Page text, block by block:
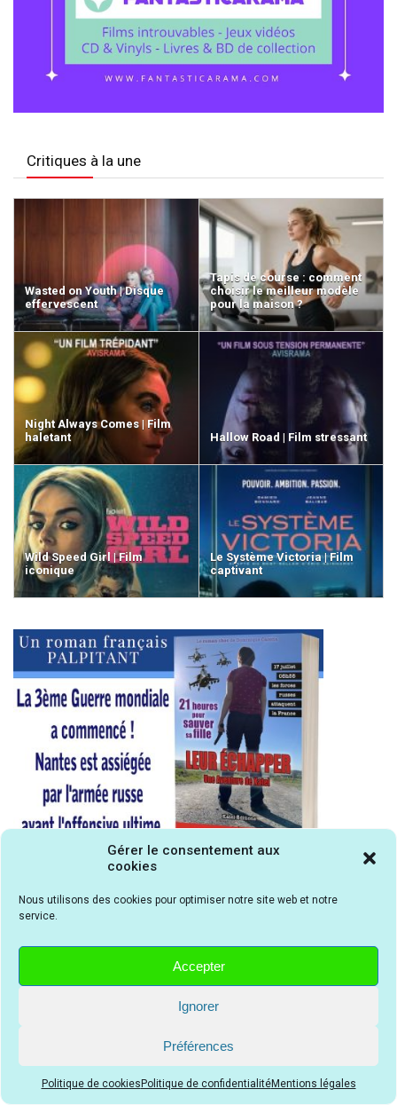
Gérer le consentement aux
cookies
Nous utilisons des cookies pour optimiser notre site web et notre
service.
Accepter
Ignorer
Préférences
Politique de cookies Politique de confidentialitéMentions légales
Critiques à la une
Wasted on Youth | Disque
effervescent
Tapis de course : comment
choisir le meilleur modèle
pour la maison ?
Night Always Comes | Film
haletant
Hallow Road | Film stressant
Wild Speed Girl | Film
iconique
Le Système Victoria | Film
captivant
Pour rechercher un avis, un test, une critique, une chronique ou un
conseil, saisissez son nom ci-dessous puis cliquez sur la loupe